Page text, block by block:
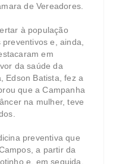
de Vereadores.
à população
e, ainda,
em
da saúde da
Edson Batista, fez a
que a Campanha
na mulher, teve
preventiva que
a partir da
e, em seguida,